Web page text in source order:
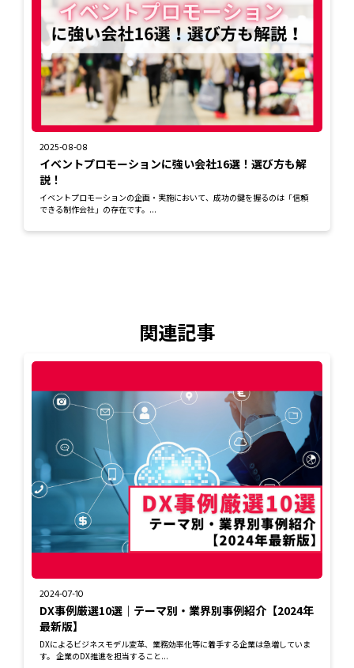
2025-08-08
イベントプロモーションに強い会社16選！選び方も解
説！
イベントプロモーションの企画・実施において、成功の鍵を握るのは「信頼
できる制作会社」の存在です。...
関連記事
2024-07-10
DX事例厳選10選｜テーマ別・業界別事例紹介【2024年
最新版】
DXによるビジネスモデル変革、業務効率化等に着手する企業は急増していま
す。 企業のDX推進を担当すること...